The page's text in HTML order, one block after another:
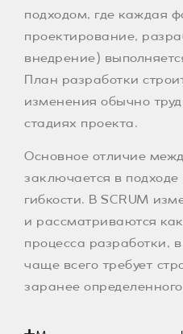
подходом, где каждая
проектирование,
внедрение)
План разработки
изменения обычно
стадиях проекта.
Основное отличие
заключается в
гибкости. В SCRUM
и рассматриваются
процесса разработки,
чаще всего требует
заранее